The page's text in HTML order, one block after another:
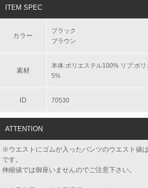
ITEM SPEC
カラー
ブラック
ブラウン
素材
本体:ポリエステル100% リブ:ポ
5%
ID 70530
ATTENTION
※ウエストにゴムが入ったパンツのウエスト値
です。
伸縮値では御座いませんのでご注意下さい。